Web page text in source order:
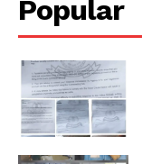
Popular